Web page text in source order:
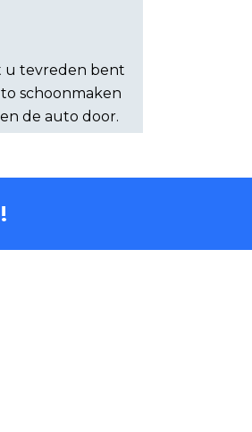
u tevreden bent
schoonmaken
de auto door.
!